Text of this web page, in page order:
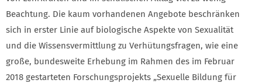
Beachtung. Die kaum vorhandenen Angebote beschränken
sich in erster Linie auf biologische Aspekte von Sexualität
und die Wissensvermittlung zu Verhütungsfragen, wie eine
große, bundesweite Erhebung im Rahmen des im Februar
2018 gestarteten Forschungsprojekts „Sexuelle Bildung für